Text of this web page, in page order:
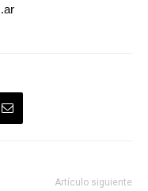
Artículo siguiente